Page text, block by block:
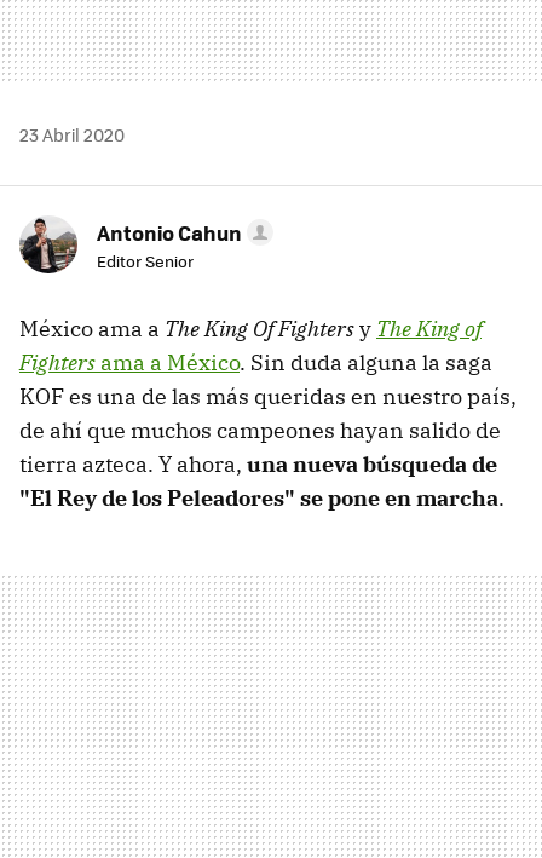
23 Abril 2020
Antonio Cahun
Editor Senior
México ama a The King Of Fightersy The King of
Fighters ama a México. Sin duda alguna la saga
KOF es una de las más queridas en nuestro país,
de ahí que muchos campeones hayan salido de
tierra azteca. Y ahora, una nueva búsqueda de
"El Rey de los Peleadores" se pone en marcha.